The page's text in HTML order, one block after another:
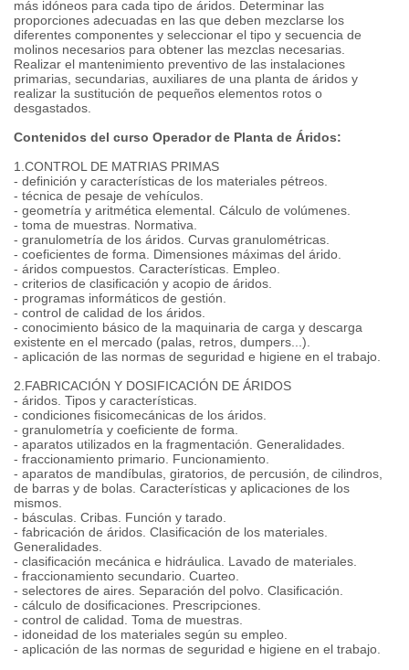
más idóneos para cada tipo de áridos. Determinar las
proporciones adecuadas en las que deben mezclarse los
diferentes componentes y seleccionar el tipo y secuencia de
molinos necesarios para obtener las mezclas necesarias.
Realizar el mantenimiento preventivo de las instalaciones
primarias, secundarias, auxiliares de una planta de áridos y
realizar la sustitución de pequeños elementos rotos o
desgastados.
Contenidos del curso Operador de Planta de Áridos:
1.CONTROL DE MATRIAS PRIMAS
- definición y características de los materiales pétreos.
- técnica de pesaje de vehículos.
- geometría y aritmética elemental. Cálculo de volúmenes.
- toma de muestras. Normativa.
- granulometría de los áridos. Curvas granulométricas.
- coeficientes de forma. Dimensiones máximas del árido.
- áridos compuestos. Características. Empleo.
- criterios de clasificación y acopio de áridos.
- programas informáticos de gestión.
- control de calidad de los áridos.
- conocimiento básico de la maquinaria de carga y descarga
existente en el mercado (palas, retros, dumpers...).
- aplicación de las normas de seguridad e higiene en el trabajo.
2.FABRICACIÓN Y DOSIFICACIÓN DE ÁRIDOS
- áridos. Tipos y características.
- condiciones fisicomecánicas de los áridos.
- granulometría y coeficiente de forma.
- aparatos utilizados en la fragmentación. Generalidades.
- fraccionamiento primario. Funcionamiento.
- aparatos de mandíbulas, giratorios, de percusión, de cilindros,
de barras y de bolas. Características y aplicaciones de los
mismos.
- básculas. Cribas. Función y tarado.
- fabricación de áridos. Clasificación de los materiales.
Generalidades.
- clasificación mecánica e hidráulica. Lavado de materiales.
- fraccionamiento secundario. Cuarteo.
- selectores de aires. Separación del polvo. Clasificación.
- cálculo de dosificaciones. Prescripciones.
- control de calidad. Toma de muestras.
- idoneidad de los materiales según su empleo.
- aplicación de las normas de seguridad e higiene en el trabajo.